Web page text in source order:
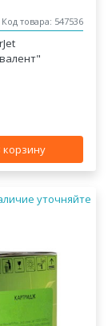
Код товара: 547536
корзину
уточняйте